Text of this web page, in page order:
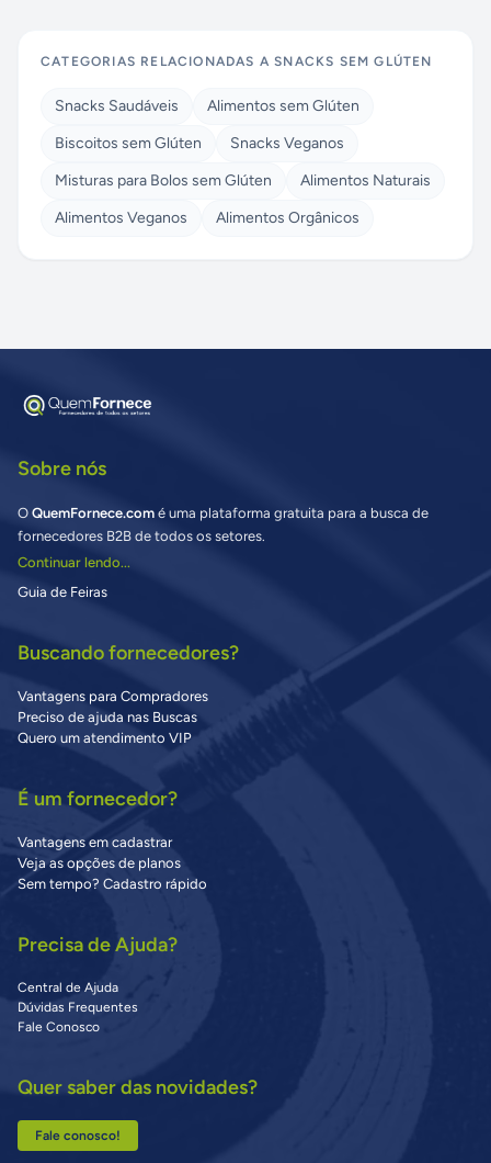
CATEGORIAS RELACIONADAS ASNACKS SEM GLÚTEN
Snacks Saudáveis
Alimentos sem Glúten
Biscoitos sem Glúten
Snacks Veganos
Misturas para Bolos sem Glúten
Alimentos Naturais
Alimentos Veganos
Alimentos Orgânicos
Sobre nós
O QuemFornece.com é uma plataforma gratuita para a busca de
fornecedores B2B de todos os setores.
Continuar lendo...
Guia de Feiras
Buscando fornecedores?
Vantagens para Compradores
Preciso de ajuda nas Buscas
Quero um atendimento VIP
É um fornecedor?
Vantagens em cadastrar
Veja as opções de planos
Sem tempo? Cadastro rápido
Precisa de Ajuda?
Central de Ajuda
Dúvidas Frequentes
Fale Conosco
Quer saber das novidades?
Fale conosco!